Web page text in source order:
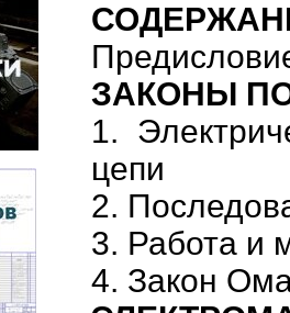
ЗАКОНЫ
1.
цепи
2.
3. Работа и
4. Закон